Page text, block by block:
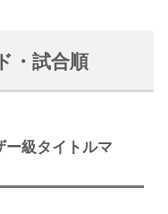
・試合順
級タイトルマ